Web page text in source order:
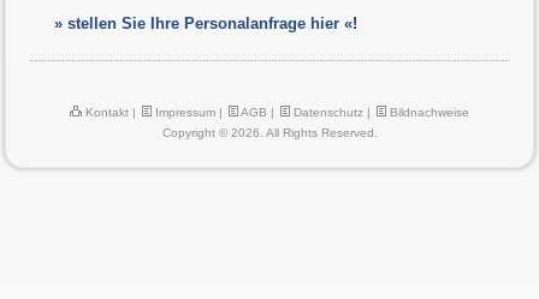
» stellen Sie Ihre Personalanfrage hier «!
Kontakt Impressum AGB Datenschutz
Bildnachweise
Copyright © 2026. All Rights Reserved.